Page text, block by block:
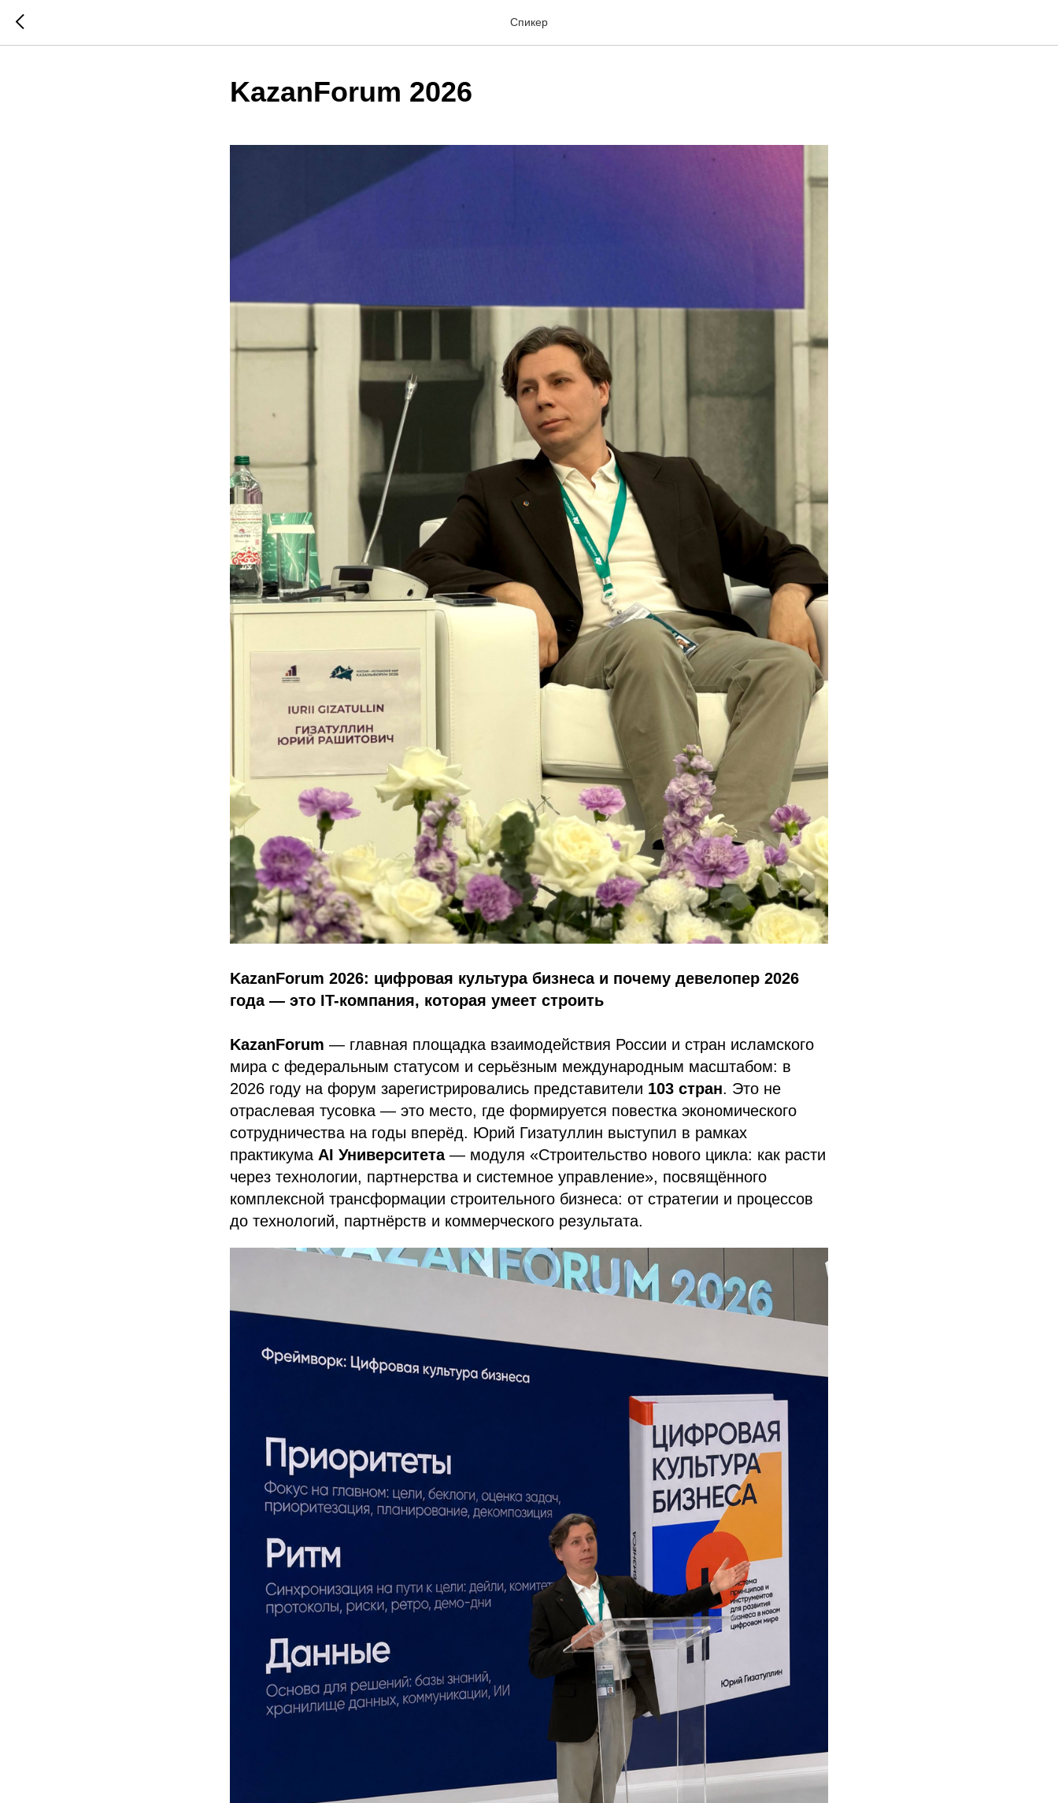
Спикер
KazanForum 2026
KazanForum 2026: цифровая культура бизнеса и почему девелопер 2026
года — это IT-компания, которая умеет строить
KazanForum — главная площадка взаимодействия России и стран исламского
мира с федеральным статусом и серьёзным международным масштабом: в
2026 году на форум зарегистрировались представители 103 стран. Это не
отраслевая тусовка — это место, где формируется повестка экономического
сотрудничества на годы вперёд. Юрий Гизатуллин выступил в рамках
практикума AI Университета— модуля «Строительство нового цикла: как расти
через технологии, партнерства и системное управление», посвящённого
комплексной трансформации строительного бизнеса: от стратегии и процессов
до технологий, партнёрств и коммерческого результата.